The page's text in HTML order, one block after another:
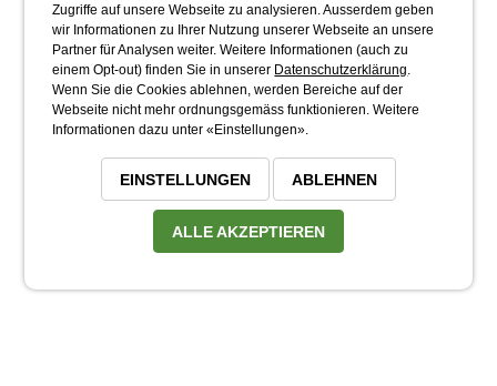
Zugriffe auf unsere Webseite zu analysieren. Ausserdem geben
wir Informationen zu Ihrer Nutzung unserer Webseite an unsere
Partner für Analysen weiter. Weitere Informationen (auch zu
einem Opt-out) finden Sie in unserer Datenschutzerklärung
Wenn Sie die Cookies ablehnen, werden Bereiche auf der
Webseite nicht mehr ordnungsgemäss funktionieren. Weitere
Informationen dazu unter «Einstellungen».
EINSTELLUNGEN ABLEHNEN
ALLE AKZEPTIEREN